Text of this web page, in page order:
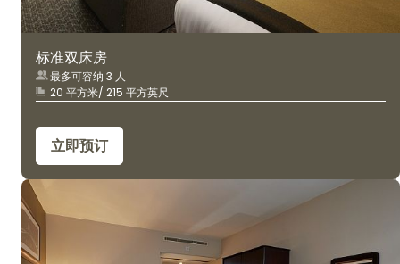
标准双床房
最多可容纳 3 人
20 平方米/ 215 平方英尺
立即预订